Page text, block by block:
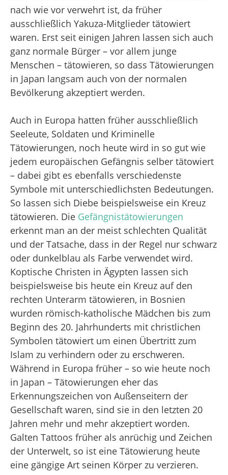
nach wie vor verwehrt ist, da früher
ausschließlich Yakuza-Mitglieder tätowiert
waren. Erst seit einigen Jahren lassen sich auch
ganz normale Bürger – vor allem junge
Menschen – tätowieren, so dass Tätowierungen
in Japan langsam auch von der normalen
Bevölkerung akzeptiert werden.
Auch in Europa hatten früher ausschließlich
Seeleute, Soldaten und Kriminelle
Tätowierungen, noch heute wird in so gut wie
jedem europäischen Gefängnis selber tätowiert
– dabei gibt es ebenfalls verschiedenste
Symbole mit unterschiedlichsten Bedeutungen.
So lassen sich Diebe beispielsweise ein Kreuz
tätowieren. Die Gefängnistätowierungen
erkennt man an der meist schlechten Qualität
und der Tatsache, dass in der Regel nur schwarz
oder dunkelblau als Farbe verwendet wird.
Koptische Christen in Ägypten lassen sich
beispielsweise bis heute ein Kreuz auf den
rechten Unterarm tätowieren, in Bosnien
wurden römisch-katholische Mädchen bis zum
Beginn des 20. Jahrhunderts mit christlichen
Symbolen tätowiert um einen Übertritt zum
Islam zu verhindern oder zu erschweren.
Während in Europa früher – so wie heute noch
in Japan – Tätowierungen eher das
Erkennungszeichen von Außenseitern der
Gesellschaft waren, sind sie in den letzten 20
Jahren mehr und mehr akzeptiert worden.
Galten Tattoos früher als anrüchig und Zeichen
der Unterwelt, so ist eine Tätowierung heute
eine gängige Art seinen Körper zu verzieren.